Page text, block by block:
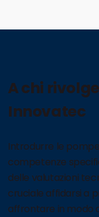
A chi
Innovatec
Introdurre le
competenze
delle valutazioni
cruciale affidarsi a
affrontare in modo